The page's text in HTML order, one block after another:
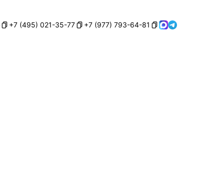
+7 (495) 021-35-77 +7 (977) 793-64-81